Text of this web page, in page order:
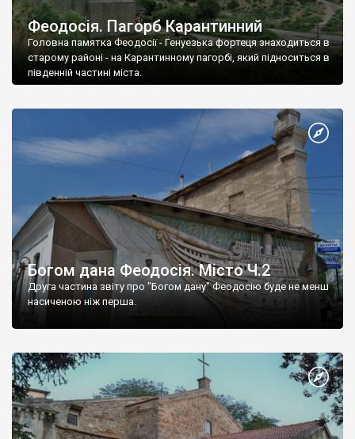
Феодосія. Пагорб Карантинний
Головна памятка Феодосії - Генуезька фортеця знаходиться в
старому районі - на Карантинному пагорбі, який підноситься в
південній частині міста.
Богом дана Феодосія. Місто Ч.2
Друга частина звіту про "Богом дану" Феодосію буде не менш
насиченою ніж перша.